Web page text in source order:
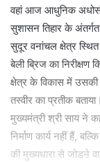
वहां आज आधुनिक
सुशासन तिहार के
सुदूर वनांचल क्षेत्र स्थित
बेली ब्रिज का निरीक्षण
क्षेत्र के विकास में
तस्वीर का प्रतीक बताया।
मुख्यमंत्री श्री साय ने
निर्माण कार्य नहीं हैं,
की मुख्यधारा से जोडऩे